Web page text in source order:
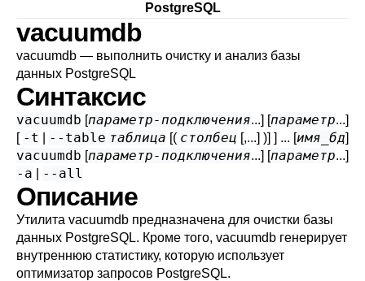
PostgreSQL
vacuumdb
vacuumdb — выполнить очистку и анализ базы
данных PostgreSQL
Синтаксис
vacuumdb [параметр-подключения...] [параметр...]
[ -t --table таблица [( столбец [,...] )] ] ... [имя_бд]
vacuumdb [параметр-подключения...] [параметр...]
-a --all
Описание
Утилита vacuumdb предназначена для очистки базы
данных PostgreSQL. Кроме того, vacuumdb генерирует
внутреннюю статистику, которую использует
оптимизатор запросов PostgreSQL.